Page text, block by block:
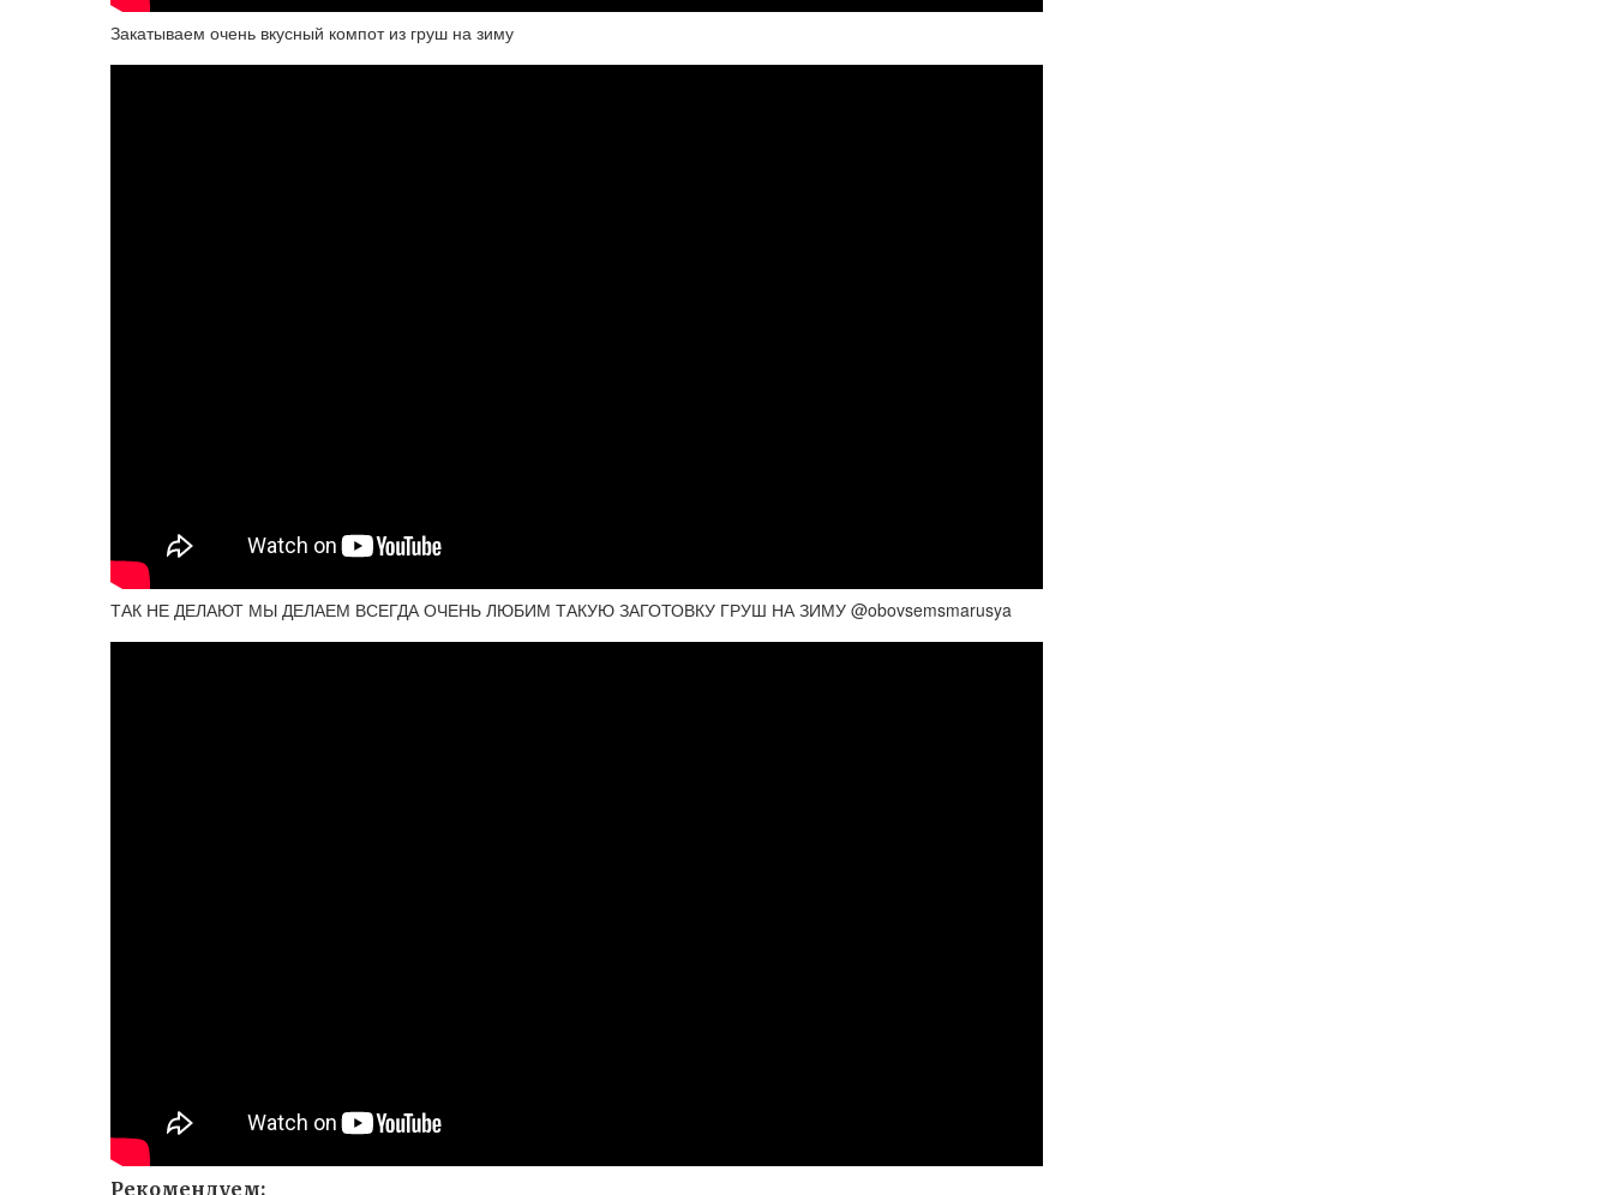
Закатываем очень вкусный компот из груш на зиму
ТАК НЕ ДЕЛАЮТ МЫ ДЕЛАЕМ ВСЕГДА ОЧЕНЬ ЛЮБИМ ТАКУЮ ЗАГОТОВКУ ГРУШ НА ЗИМУ @obovsemsmarusya
Рекомендуем: